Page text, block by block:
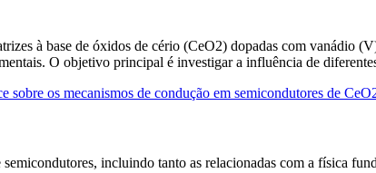
à base de óxidos de cério (CeO2) dopadas com vanádio
O objetivo principal é investigar a influência de
os mecanismos de condução em semicondutores de
incluindo tanto as relacionadas com a física